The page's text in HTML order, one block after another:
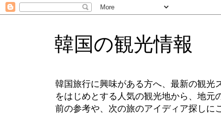
韓国の観光情報
韓国旅行に興味がある方へ、最新の観光
をはじめとする人気の観光地から、地
前の参考や、次の旅のアイディア探しに